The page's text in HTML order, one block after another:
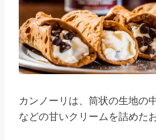
カンノーリは、筒状の生地の
などの甘いクリームを詰めた